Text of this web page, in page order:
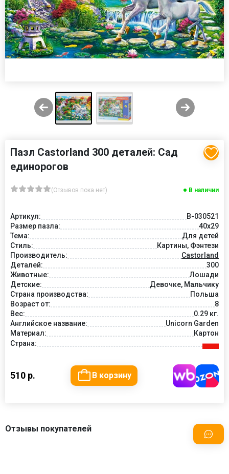
Пазл Castorland 300 деталей: Сад
единорогов
(Отзывов пока нет) В наличии
Артикул:
В-030521
Размер пазла:
40x29
Тема:
Для детей
Стиль:
Картины, Фэнтези
Производитель:
Castorland
Деталей:
300
Животные:
Лошади
Детские:
Девочке, Мальчику
Страна производства:
Польша
Возраст от:
8
Вес:
0.29 кг.
Английское название:
Unicorn Garden
Материал:
Картон
Страна:
510 р. В корзину
Отзывы покупателей